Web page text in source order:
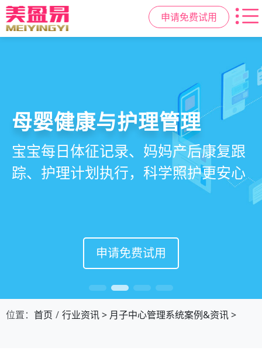
申请免费试用
智慧月子中心管理系统
一站式解决月子中心入住、护理、
餐饮、会员、财务、营销全流程管
理
申请免费试用
母婴健康与护理管理
宝宝每日体征记录、妈妈产后康复跟
踪、护理计划执行，科学照护更安心
申请免费试用
房态与预约管理
在线选房、预约入住、智能排房、资
源调度，提升入住率与客户满意度
申请免费试用
会员营销与智能锁客
会员积分、套餐定制、精准营销、客
户关怀，提升复购与转介绍
申请免费试用
位置： 首页 行业资讯> 月子中心管理系统案例&资讯>